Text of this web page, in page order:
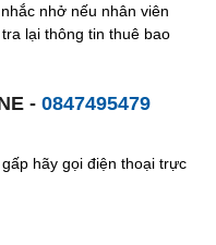
nhở nếu nhân viên
lại thông tin thuê bao
- 0847495479
hãy gọi điện thoại trực